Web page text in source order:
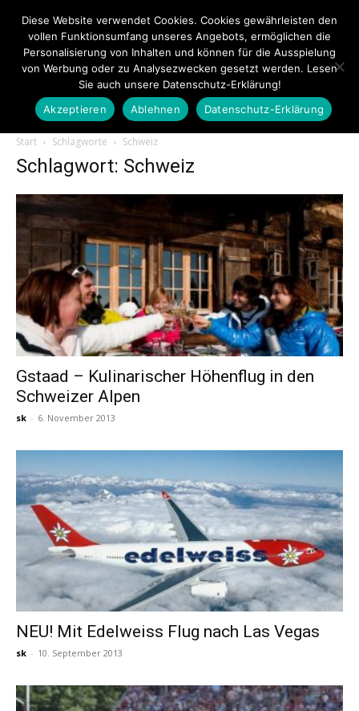
Touristiknews.de
Touristiknews
und
Start Schlagworte Schweiz
Schlagwort: Schweiz
Gstaad – Kulinarischer Höhenflug in den
Schweizer Alpen
sk - 6. November 2013
NEU! Mit Edelweiss Flug nach Las Vegas
sk - 10. September 2013
Diese Website verwendet Cookies. Cookies gewährleisten den
vollen Funktionsumfang unseres Angebots, ermöglichen die
Personalisierung von Inhalten und können für die Ausspielung
von Werbung oder zu Analysezwecken gesetzt werden. Lesen
Sie auch unsere Datenschutz-Erklärung!
Akzeptieren
Ablehnen Datenschutz-Erklärung